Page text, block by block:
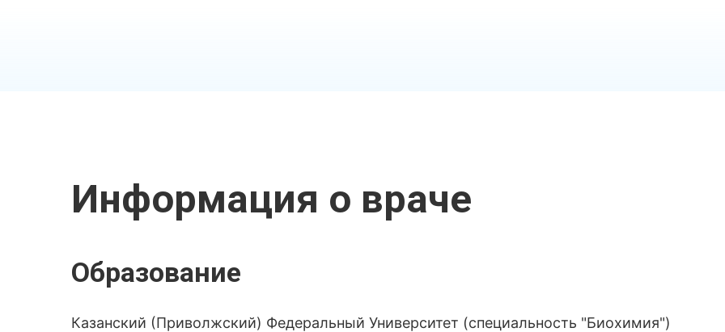
Информация о враче
Образование
Казанский (Приволжский) Федеральный Университет (специальность "Биохимия")